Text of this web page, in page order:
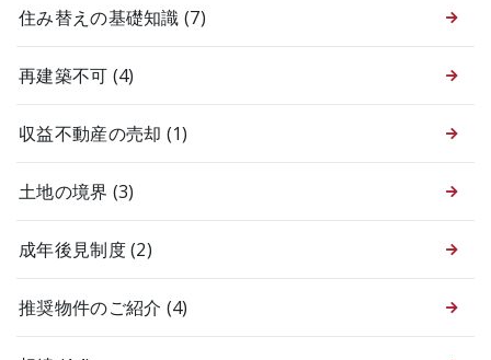
住み替えの基礎知識(7)
再建築不可 (4)
収益不動産の売却 (1)
土地の境界 (3)
成年後見制度(2)
推奨物件のご紹介 (4)